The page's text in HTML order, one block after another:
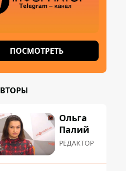
ПОСМОТРЕТЬ
Ольга
Палий
РЕДАКТОР